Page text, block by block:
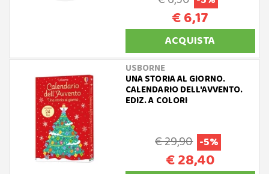
€ 6,17
ACQUISTA
USBORNE
UNA STORIA AL GIORNO.
CALENDARIO DELL'AVVENTO.
EDIZ. A COLORI
€ 29,90 -5%
€ 28,40